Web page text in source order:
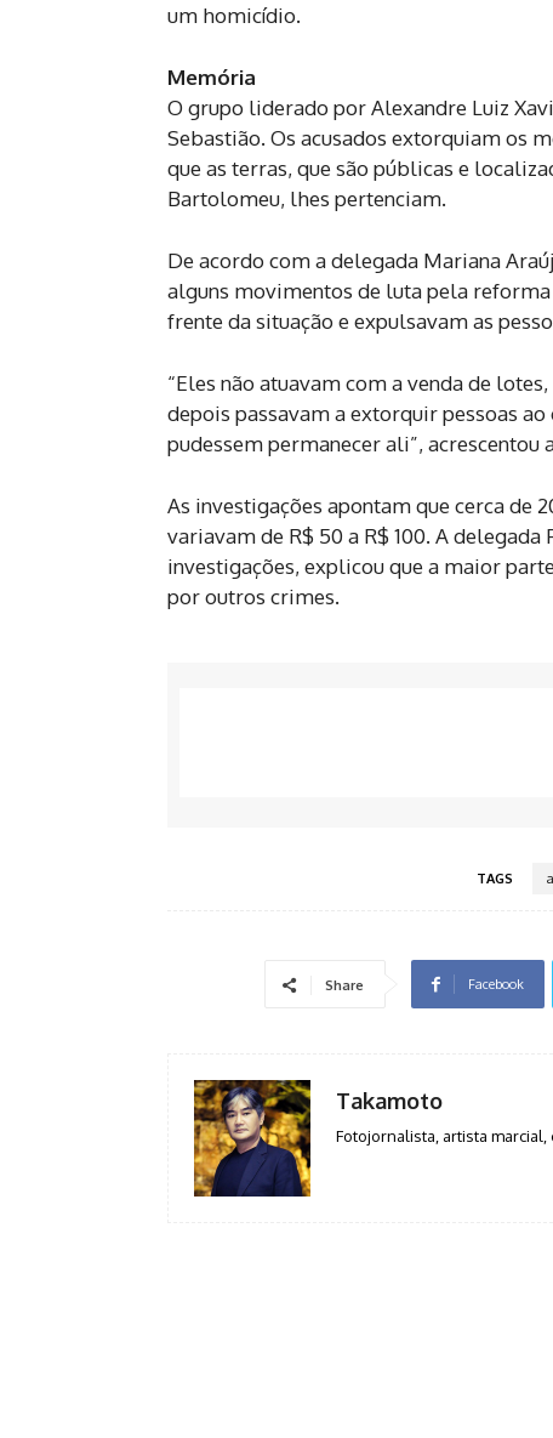
um homicídio.
Memória
O grupo liderado por Alexandre Luiz
Sebastião. Os acusados extorquiam os
que as terras, que são públicas e
Bartolomeu, lhes pertenciam.
De acordo com a delegada Mariana
alguns movimentos de luta pela
frente da situação e expulsavam as
“Eles não atuavam com a venda de
depois passavam a extorquir pessoas
pudessem permanecer ali”, acrescentou
As investigações apontam que cerca de
variavam de R$ 50 a R$ 100. A
investigações, explicou que a maior
por outros crimes.
TAGS
Share Facebook
Takamoto
Fotojornalista, artista